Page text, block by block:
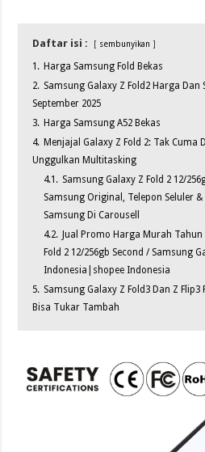
Daftar isi : sembunyikan
1. Harga Samsung Fold Bekas
2. Samsung Galaxy Z Fold2 Harga Dan
September 2025
3. Harga Samsung A52 Bekas
4. Menjajal Galaxy Z Fold 2: Tak Cuma
Unggulkan Multitasking
4.1. Samsung Galaxy Z Fold 2 12/
Samsung Original, Telepon Seluler
Samsung Di Carousell
4.2. Jual Promo Harga Murah
Fold 2 12/256gb Second / Samsung
Indonesia|shopee Indonesia
5. Samsung Galaxy Z Fold3 Dan Z
Bisa Tukar Tambah